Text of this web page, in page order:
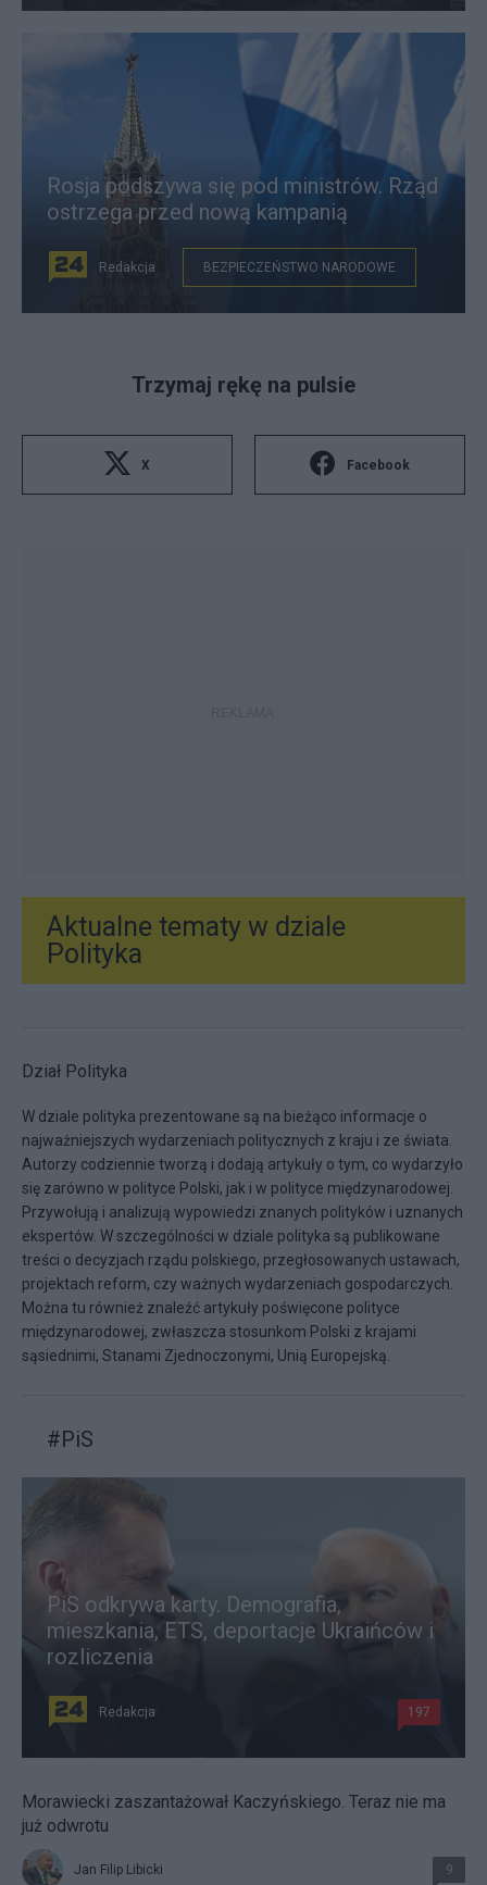
Rosja podszywa się pod ministrów. Rząd
ostrzega przed nową kampanią
Redakcja BEZPIECZEŃSTWO NARODOWE
Trzymaj rękę na pulsie
X Facebook
Aktualne tematy w dziale
Polityka
Dział Polityka
W dziale polityka prezentowane są na bieżąco informacje o
najważniejszych wydarzeniach politycznych z kraju i ze świata.
Autorzy codziennie tworzą i dodają artykuły o tym, co wydarzyło
się zarówno w polityce Polski, jak i w polityce międzynarodowej.
Przywołują i analizują wypowiedzi znanych polityków i uznanych
ekspertów. W szczególności w dziale polityka są publikowane
treści o decyzjach rządu polskiego, przegłosowanych ustawach,
projektach reform, czy ważnych wydarzeniach gospodarczych.
Można tu również znaleźć artykuły poświęcone polityce
międzynarodowej, zwłaszcza stosunkom Polski z krajami
sąsiednimi, Stanami Zjednoczonymi, Unią Europejską.
#PiS
PiS odkrywa karty. Demografia,
mieszkania, ETS, deportacje Ukraińców i
rozliczenia
Redakcja 197
Morawiecki zaszantażował Kaczyńskiego. Teraz nie ma
już odwrotu
Jan Filip Libicki 9